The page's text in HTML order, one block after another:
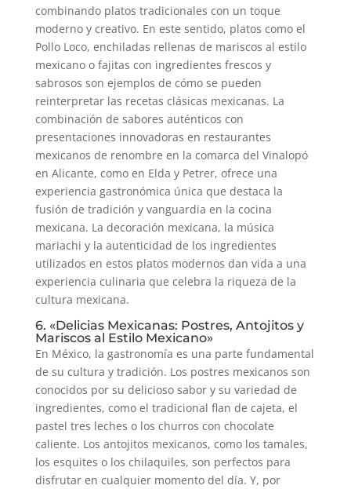
combinando platos tradicionales con un toque
moderno y creativo. En este sentido, platos como el
Pollo Loco, enchiladas rellenas de mariscos al estilo
mexicano o fajitas con ingredientes frescos y
sabrosos son ejemplos de cómo se pueden
reinterpretar las recetas clásicas mexicanas. La
combinación de sabores auténticos con
presentaciones innovadoras en restaurantes
mexicanos de renombre en la comarca del Vinalopó
en Alicante, como en Elda y Petrer, ofrece una
experiencia gastronómica única que destaca la
fusión de tradición y vanguardia en la cocina
mexicana. La decoración mexicana, la música
mariachi y la autenticidad de los ingredientes
utilizados en estos platos modernos dan vida a una
experiencia culinaria que celebra la riqueza de la
cultura mexicana.
6. «Delicias Mexicanas: Postres, Antojitos y
Mariscos al Estilo Mexicano»
En México, la gastronomía es una parte fundamental
de su cultura y tradición. Los postres mexicanos son
conocidos por su delicioso sabor y su variedad de
ingredientes, como el tradicional flan de cajeta, el
pastel tres leches o los churros con chocolate
caliente. Los antojitos mexicanos, como los tamales,
los esquites o los chilaquiles, son perfectos para
disfrutar en cualquier momento del día. Y, por